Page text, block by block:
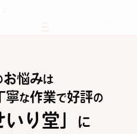
お悩みは
寧な作業で好評の
いり堂」 に